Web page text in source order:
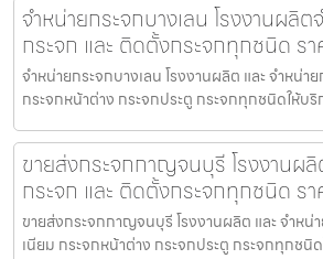
จำหน่ายกระจกบางเลน โรงงานผลิ
กระจก และ ติดตั้งกระจกทุกชนิด ร
จำหน่ายกระจกบางเลน โรงงานผลิต และ จำหน่า
กระจกหน้าต่าง กระจกประตู กระจกทุกชนิดให้บริ
ขายส่งกระจกกาญจนบุรี โรงงานผ
กระจก และ ติดตั้งกระจกทุกชนิด ร
ขายส่งกระจกกาญจนบุรี โรงงานผลิต และ จำหน่
เนียม กระจกหน้าต่าง กระจกประตู กระจกทุกชนิ